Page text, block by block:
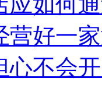
营好一
心不会